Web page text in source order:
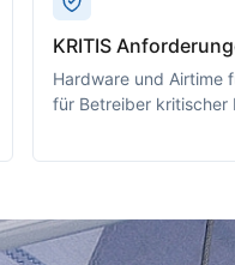
KRITIS
Hardware und Airtime
für Betreiber kritischer